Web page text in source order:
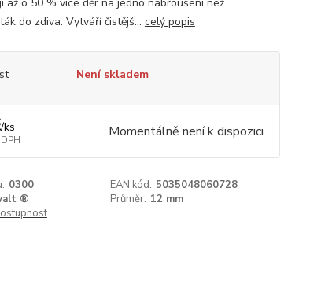
do zdiva. Vytváří čistějš... celý popis
Není skladem
/ks Momentálně není k dispozici
0300 EAN kód: 5035048060728
® Průměr: 12 mm